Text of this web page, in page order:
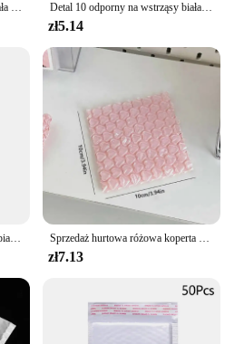
Bulk 50 odporna na wstrząsy biała piana torebka kopertówka samouszczelniająca wyściełana poczta torebka bąbelkowa koperta wysyłka opakowanie biurowe paczka Detal 10 odporny na wstrząsy biała piana torebka kopertówka samoklejący wypełnienie poczta torebka bąbelkowa koperta wysyłka pakiet biurowy
zł5.14
50 sztuk Bubble koperta czarny piano plastyk wyściełana koperta torba na prezent dla książek i czasopism pokryte z ładunkiem do pakowania Sprzedaż hurtowa różowa koperta bąbelkowa z lat koperta bąbelkowa, samouszczelniająca koperty bąbelkowe torebka na prezenty 10 szt. Kopertówka do pakowania książki
zł7.13